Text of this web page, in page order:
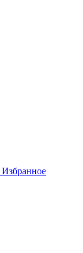
Избранное